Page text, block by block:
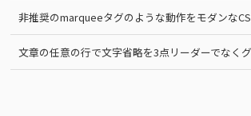
非推奨のmarqueeタグのような動作をモダンな
文章の任意の行で文字省略を3点リーダーでなく